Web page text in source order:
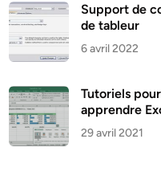
Support de
de tableur
6 avril 2022
Tutoriels
apprendre
29 avril 2021